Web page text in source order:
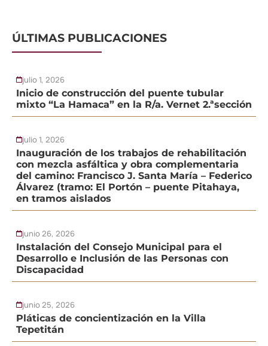
ÚLTIMAS PUBLICACIONES
julio 1, 2026
Inicio de construcción del puente tubular
mixto “La Hamaca” en la R/a. Vernet 2.ªsección
julio 1, 2026
Inauguración de los trabajos de rehabilitación
con mezcla asfáltica y obra complementaria
del camino: Francisco J. Santa María – Federico
Álvarez (tramo: El Portón – puente Pitahaya,
en tramos aislados
junio 26, 2026
Instalación del Consejo Municipal para el
Desarrollo e Inclusión de las Personas con
Discapacidad
junio 25, 2026
Pláticas de concientización en la Villa
Tepetitán